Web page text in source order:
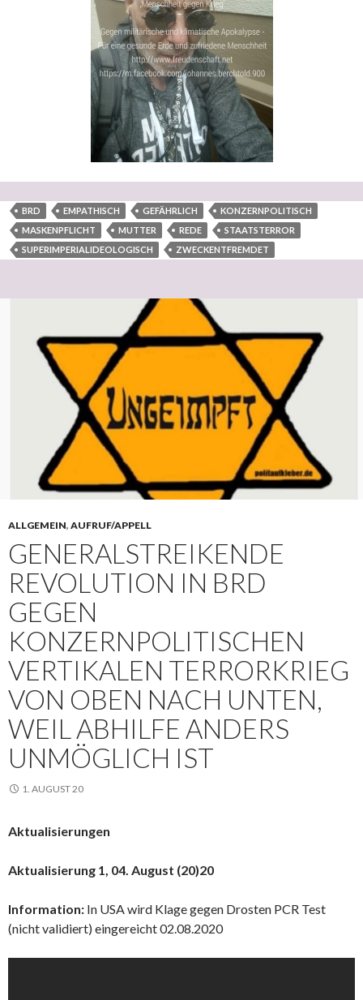
BRD EMPATHISCH GEFÄHRLICH
KONZERNPOLITISCH
MASKENPFLICHT
MUTTER REDE
STAATSTERROR
SUPERIMPERIALIDEOLOGISCH
ZWECKENTFREMDET
ALLGEMEIN, AUFRUF/APPELL
GENERALSTREIKENDE
REVOLUTION IN BRD
GEGEN
KONZERNPOLITISCHEN
VERTIKALEN TERRORKRIEG
VON OBEN NACH UNTEN,
WEIL ABHILFE ANDERS
UNMÖGLICH IST
1. AUGUST 20
Aktualisierungen
Aktualisierung 1, 04. August (20)20
Information: In USA wird Klage gegen Drosten PCR Test
(nicht validiert) eingereicht 02.08.2020